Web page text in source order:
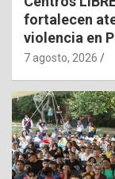
fortalecen
violencia en
7 agosto, 2026